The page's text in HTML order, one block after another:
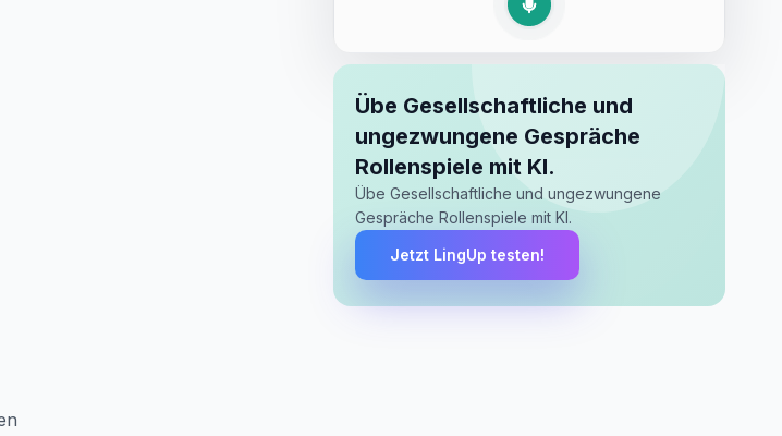
Übe Gesellschaftliche und
ungezwungene Gespräche
Rollenspiele mit KI.
Übe Gesellschaftliche und ungezwungene
Gespräche Rollenspiele mit KI.
Jetzt LingUp testen!